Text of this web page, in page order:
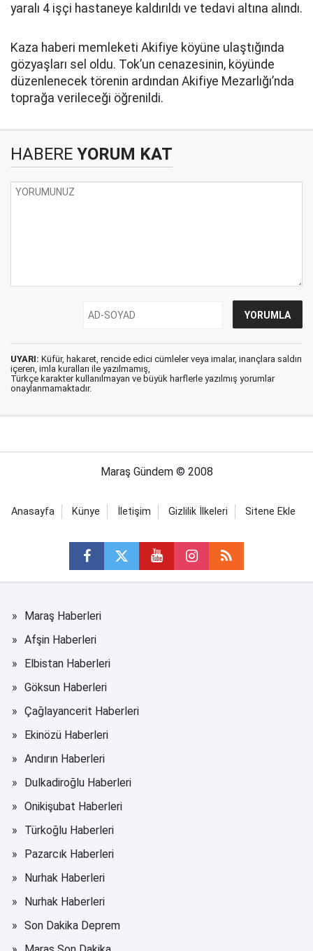
yaralı 4 işçi hastaneye kaldırıldı ve tedavi altına alındı.
Kaza haberi memleketi Akifiye köyüne ulaştığında
gözyaşları sel oldu. Tok’un cenazesinin, köyünde
düzenlenecek törenin ardından Akifiye Mezarlığı’nda
toprağa verileceği öğrenildi.
HABERE YORUM KAT
UYARI: Küfür, hakaret, rencide edici cümleler veya imalar, inançlara saldırı
içeren, imla kuralları ile yazılmamış,
Türkçe karakter kullanılmayan ve büyük harflerle yazılmış yorumlar
onaylanmamaktadır.
Maraş Gündem © 2008
Anasayfa Künye İletişim Gizlilik İlkeleri Sitene Ekle
Maraş Haberleri
Afşin Haberleri
Elbistan Haberleri
Göksun Haberleri
Çağlayancerit Haberleri
Ekinözü Haberleri
Andırın Haberleri
Dulkadiroğlu Haberleri
Onikişubat Haberleri
Türkoğlu Haberleri
Pazarcık Haberleri
Nurhak Haberleri
Nurhak Haberleri
Son Dakika Deprem